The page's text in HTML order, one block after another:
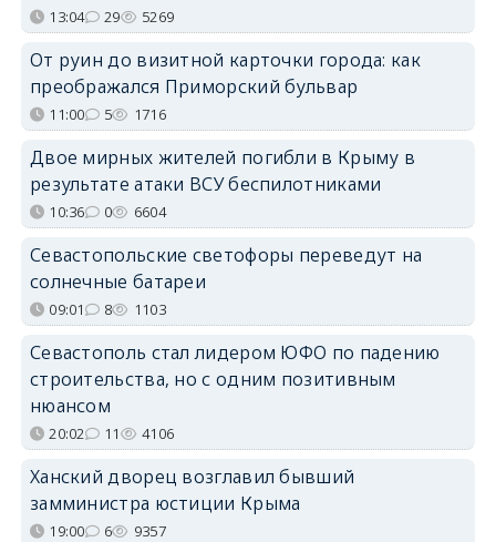
13:04 29 5269
От руин до визитной карточки города: как
преображался Приморский бульвар
11:00 5 1716
Двое мирных жителей погибли в Крыму в
результате атаки ВСУ беспилотниками
10:36 0 6604
Севастопольские светофоры переведут на
солнечные батареи
09:01 8 1103
Севастополь стал лидером ЮФО по падению
строительства, но с одним позитивным
нюансом
20:02 11 4106
Ханский дворец возглавил бывший
замминистра юстиции Крыма
19:00 6 9357